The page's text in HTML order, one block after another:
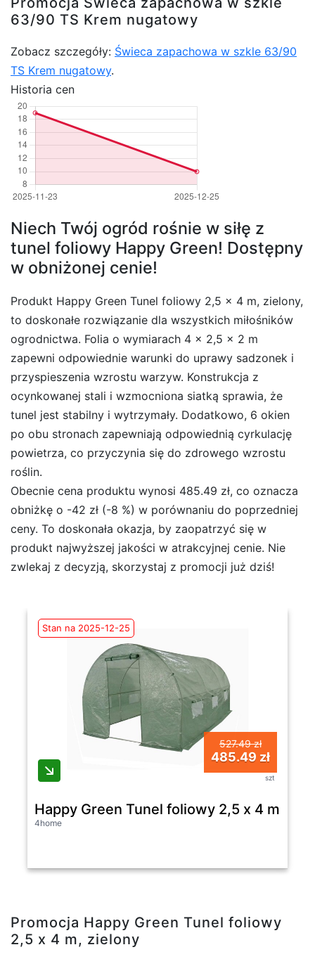
63/90 TS Krem nugatowy
Zobacz szczegóły: Świeca zapachowa w szkle 63/90
TS Krem nugatowy.
Historia cen
Niech Twój ogród rośnie w siłę z
tunel foliowy Happy Green! Dostępny
w obniżonej cenie!
Produkt Happy Green Tunel foliowy 2,5 x 4 m, zielony,
to doskonałe rozwiązanie dla wszystkich miłośników
ogrodnictwa. Folia o wymiarach 4 x 2,5 x 2 m
zapewni odpowiednie warunki do uprawy sadzonek i
przyspieszenia wzrostu warzyw. Konstrukcja z
ocynkowanej stali i wzmocniona siatką sprawia, że
tunel jest stabilny i wytrzymały. Dodatkowo, 6 okien
po obu stronach zapewniają odpowiednią cyrkulację
powietrza, co przyczynia się do zdrowego wzrostu
roślin.
Obecnie cena produktu wynosi 485.49 zł, co oznacza
obniżkę o -42 zł (-8 %) w porównaniu do poprzedniej
ceny. To doskonała okazja, by zaopatrzyć się w
produkt najwyższej jakości w atrakcyjnej cenie. Nie
zwlekaj z decyzją, skorzystaj z promocji już dziś!
Stan na 2025-12-25
527.49 zł
485.49 zł
szt
Happy Green Tunel foliowy 2,5 x 4 m,
4home
Promocja Happy Green Tunel foliowy
2,5 x 4 m, zielony